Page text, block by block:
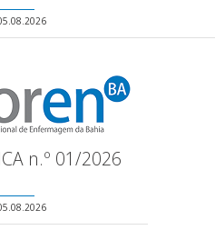
n.º 01/2026